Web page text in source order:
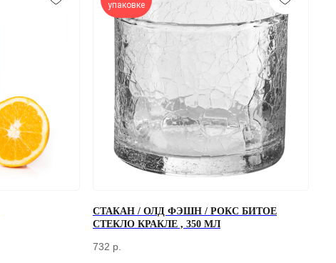
упаковке
СТАКАН / ОЛД ФЭШН / РОКС БИТОЕ
СТЕКЛО КРАКЛЕ , 350 МЛ
732 р.
ОТПРАВИТЬ